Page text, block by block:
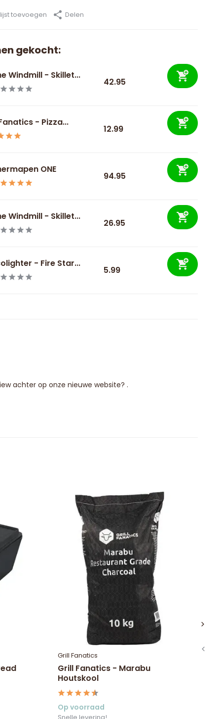
toevoegen Delen
gekocht:
Windmill - Skillet...
42.95
- Pizza...
12.99
ONE
94.95
Windmill - Skillet...
26.95
- Fire Star...
5.99
achter op onze nieuwe website? .
Grill Fanatics
Grill Fanatics - Marabu
Houtskool
Op voorraad